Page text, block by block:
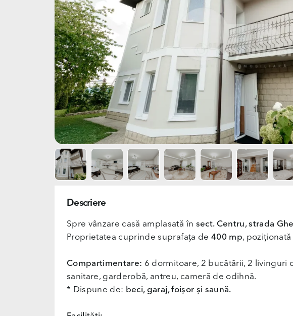
Descriere
Spre vânzare casă amplasată în sect. Centru, strada
Proprietatea cuprinde suprafața de 400 mp,
Compartimentare: 6 dormitoare, 2 bucătării, 2 livinguri
sanitare, garderobă, antreu, cameră de odihnă.
* Dispune de: beci, garaj, foișor și saună.